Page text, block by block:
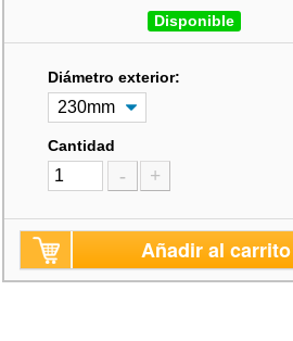
Disponible
Diámetro exterior:
Cantidad
- +
Añadir al carrito